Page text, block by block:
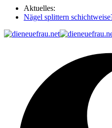
Aktuelles:
Nägel splittern